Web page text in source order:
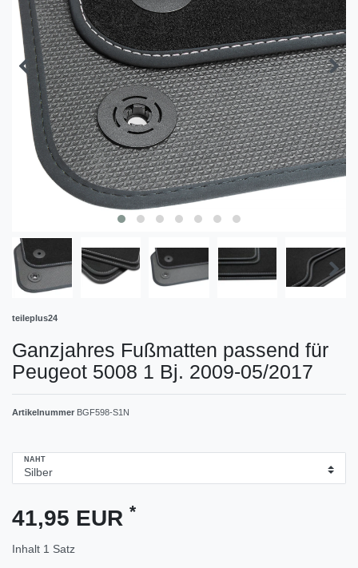
teileplus24
Ganzjahres Fußmatten passend für
Peugeot 5008 1 Bj. 2009-05/2017
Artikelnummer BGF598-S1N
NAHT
41,95 EUR *
Inhalt 1 Satz